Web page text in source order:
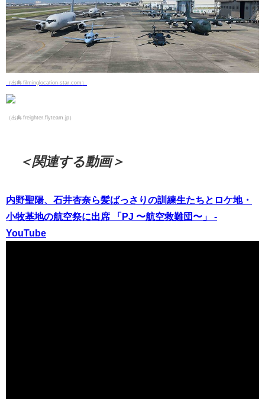
（出典 filminglocation-star.com）
（出典 freighter.flyteam.jp）
＜関連する動画＞
内野聖陽、石井杏奈ら髪ばっさりの訓練生たちとロケ地・
小牧基地の航空祭に出席 「PJ 〜航空救難団〜」 -
YouTube